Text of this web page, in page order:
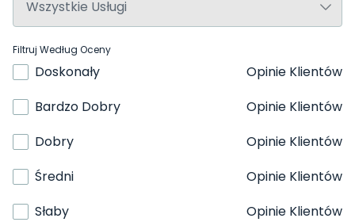
Filtruj Według Oceny
Doskonały
Opinie Klientów
Bardzo Dobry
Opinie Klientów
Dobry
Opinie Klientów
Średni
Opinie Klientów
Słaby
Opinie Klientów